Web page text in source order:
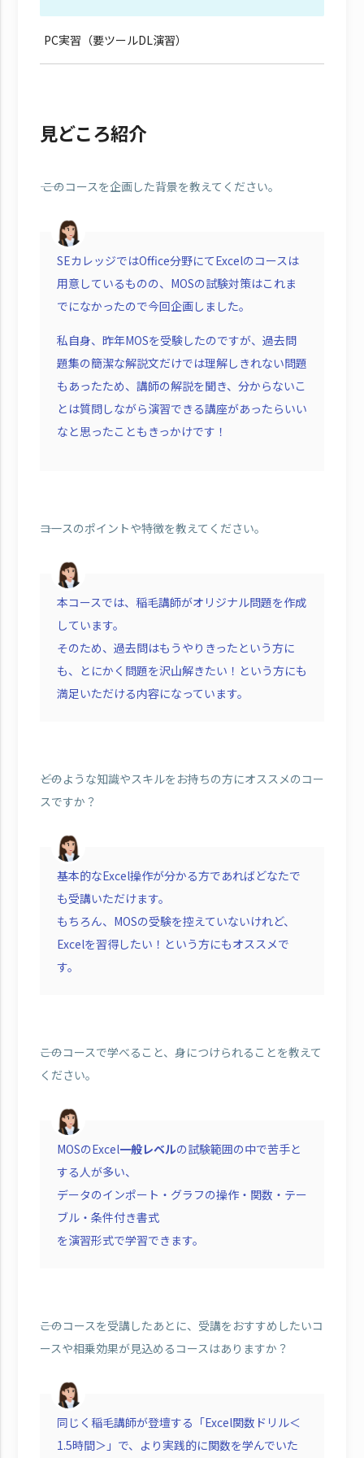
PC実習（要ツールDL演習）
見どころ紹介
―― このコースを企画した背景を教えてください。
SEカレッジではOffice分野にてExcelのコースは
用意しているものの、MOSの試験対策はこれま
でになかったので今回企画しました。
私自身、昨年MOSを受験したのですが、過去問
題集の簡潔な解説文だけでは理解しきれない問題
もあったため、講師の解説を聞き、分からないこ
とは質問しながら演習できる講座があったらいい
なと思ったこともきっかけです！
――コースのポイントや特徴を教えてください。
本コースでは、稲毛講師がオリジナル問題を作成
しています。
そのため、過去問はもうやりきったという方に
も、とにかく問題を沢山解きたい！という方にも
満足いただける内容になっています。
――どのような知識やスキルをお持ちの方にオススメのコー
スですか？
基本的なExcel操作が分かる方であればどなたで
も受講いただけます。
もちろん、MOSの受験を控えていないけれど、
Excelを習得したい！という方にもオススメで
す。
――このコースで学べること、身につけられることを教えて
ください。
MOSのExcel一般レベルの試験範囲の中で苦手と
する人が多い、
データのインポート・グラフの操作・関数・テー
ブル・条件付き書式
を演習形式で学習できます。
――このコースを受講したあとに、受講をおすすめしたいコ
ースや相乗効果が見込めるコースはありますか？
同じく稲毛講師が登壇する「Excel関数ドリル＜
1.5時間＞」で、より実践的に関数を学んでいた